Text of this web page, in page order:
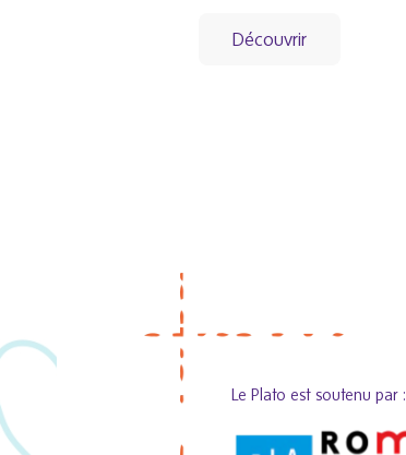
Découvrir
Le Plato est soutenu par :